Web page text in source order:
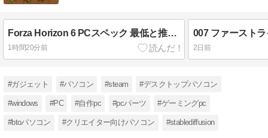
Forza Horizon 6 PCスペック 最低と推奨の差は？
1時間20分前 2日前
#ガジェット #パソコン #steam #デスクトップパソコン
#windows #PC #自作pc #pcパーツ #ゲーミングpc
#btoパソコン #クリエイター向けパソコン #stablediffusion